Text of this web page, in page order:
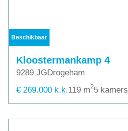
Beschikbaar
Kloostermankamp 4
9289 JGDrogeham
€ 269.000 k.k.119 m25 kamers